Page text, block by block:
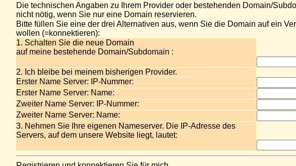
Die technischen Angaben zu Ihrem Provider oder bestehenden Domain/
nicht nötig, wenn Sie nur eine Domain reservieren.
Bitte füllen Sie eine der drei Alternativen aus, wenn Sie die Domain auf ein
wollen (=konnektieren):
1. Schalten Sie die neue Domain
auf meine bestehende Domain/Subdomain :
2. Ich bleibe bei meinem bisherigen Provider.
Erster Name Server: IP-Nummer:
Erster Name Server: Name:
Zweiter Name Server: IP-Nummer:
Zweiter Name Server: Name:
3. Nehmen Sie Ihre eigenen Nameserver. Die IP-Adresse des
Servers, auf dem unsere Website liegt, lautet: